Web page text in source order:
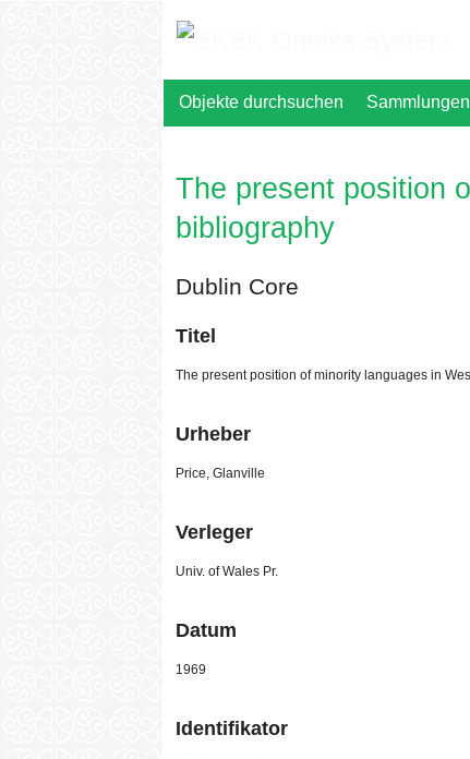
zur
Objekte durchsuchen
The present position
bibliography
Dublin Core
Titel
The present position of minority languages in
Urheber
Price, Glanville
Verleger
Univ. of Wales Pr.
Datum
1969
Identifikator